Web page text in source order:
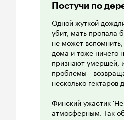
Постучи по
Одной жуткой
убит, мать пропала
не может
дома и тоже ничего
признают умершей,
проблемы -
несколько гектаров
Финский ужастик 'Не
атмосферным. Так